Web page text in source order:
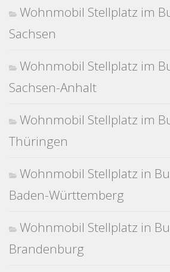
Wohnmobil Stellplatz im
Sachsen
Wohnmobil Stellplatz im
Sachsen-Anhalt
Wohnmobil Stellplatz im
Thüringen
Wohnmobil Stellplatz in
Baden-Württemberg
Wohnmobil Stellplatz in
Brandenburg